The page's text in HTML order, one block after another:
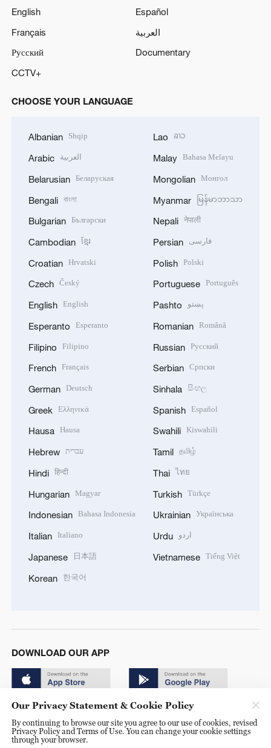
English
Español
Français
العربية
Русский
Documentary
CCTV+
CHOOSE YOUR LANGUAGE
Albanian Shqip
Arabic العربية
Belarusian Беларуская
Bengali বাংলা
Bulgarian Български
Cambodian ខ្មែរ
Croatian Hrvatski
Czech Český
English English
Esperanto Esperanto
Filipino Filipino
French Français
German Deutsch
Greek Ελληνικά
Hausa Hausa
Hebrew עברית
Hindi हिन्दी
Hungarian Magyar
Indonesian Bahasa Indonesia
Italian Italiano
Japanese 日本語
Korean 한국어
Lao ລາວ
Malay Bahasa Melayu
Mongolian Монгол
Myanmar မြန်မာဘာသာ
Nepali नेपाली
Persian فارسی
Polish Polski
Portuguese Português
Pashto پښتو
Romanian Română
Russian Русский
Serbian Српски
Sinhala සිංහල
Spanish Español
Swahili Kiswahili
Tamil தமிழ்
Thai ไทย
Turkish Türkçe
Ukrainian Українська
Urdu اردو
Vietnamese Tiếng Việt
DOWNLOAD OUR APP
© China Radio International.CRI. All Rights Reserved. 16A
Our Privacy Statement & Cookie Policy
By continuing to browse our site you agree to our use of cookies, revised
Privacy Policy and Terms of Use. You can change your cookie settings
through your browser.